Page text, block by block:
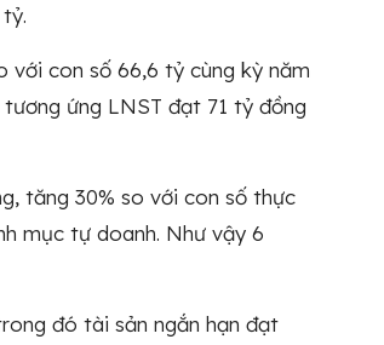
với con số 66,6 tỷ cùng kỳ năm
ứng LNST đạt 71 tỷ đồng
tăng 30% so với con số thực
mục tự doanh. Như vậy 6
đó tài sản ngắn hạn đạt